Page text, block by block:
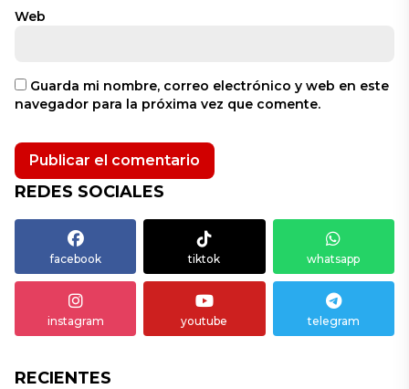
Web
Guarda mi nombre, correo electrónico y web en este
navegador para la próxima vez que comente.
REDES SOCIALES
facebook tiktok whatsapp
instagram youtube telegram
RECIENTES